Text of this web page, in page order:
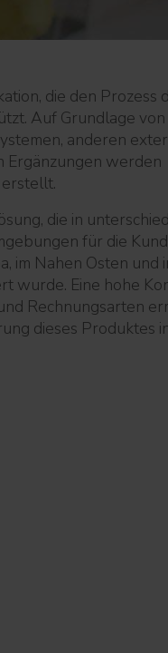
die den Prozess
Auf Grundlage
anderen
Ergänzungen werden
die in
für die
im Nahen Osten und
wurde. Eine hohe
Rechnungsarten
dieses Produktes